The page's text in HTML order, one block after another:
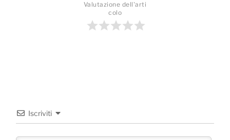
Valutazione dell'arti
colo
Iscriviti